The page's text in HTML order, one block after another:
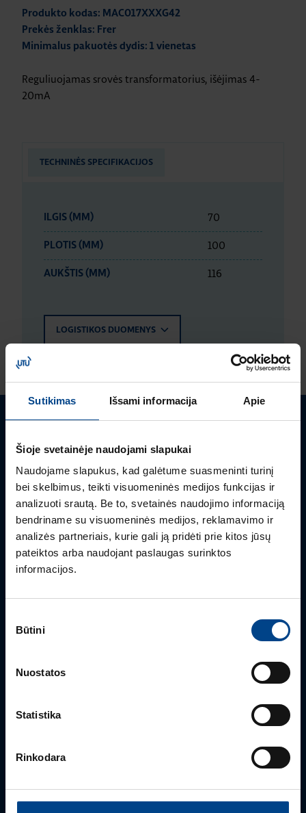
Sutikimas Išsami informacija Apie
Šioje svetainėje naudojami slapukai
Naudojame slapukus, kad galėtume suasmeninti turinį
bei skelbimus, teikti visuomeninės medijos funkcijas ir
analizuoti srautą. Be to, svetainės naudojimo informaciją
bendriname su visuomeninės medijos, reklamavimo ir
analizės partneriais, kurie gali ją pridėti prie kitos jūsų
pateiktos arba naudojant paslaugas surinktos
informacijos.
pasirinkimas
Būtini
Nuostatos
Statistika
Rinkodara
Produkto kodas: MAC017XXXG42
Prekės ženklas: Frer
Minimalus pakuotės dydis: 1 vienetas
Reguliuojamas srovės transformatorius, išėjimas 4-
20mA
TECHNINĖS SPECIFIKACIJOS
ILGIS (MM) 70
PLOTIS (MM) 100
AUKŠTIS (MM) 116
LOGISTIKOS DUOMENYS
Mielai atsakysime į Jums aktualius klausimus.
Pavardė*